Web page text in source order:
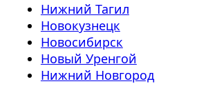
Нижний Тагил
Новокузнецк
Новосибирск
Новый Уренгой
Нижний Новгород